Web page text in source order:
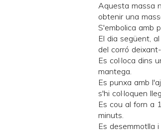
Aquesta massa
obtenir una
S'embolica amb
El dia següent,
del corró
Es col·loca dins
mantega.
Es punxa amb
s'hi col·loquen
Es cou al forn a
minuts.
Es desemmotlla